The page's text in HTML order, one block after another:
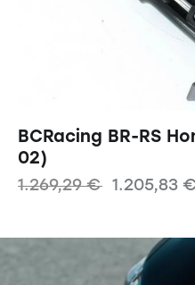
BCRacing BR-RS
02)
1.269,29€ 1.205,83 €